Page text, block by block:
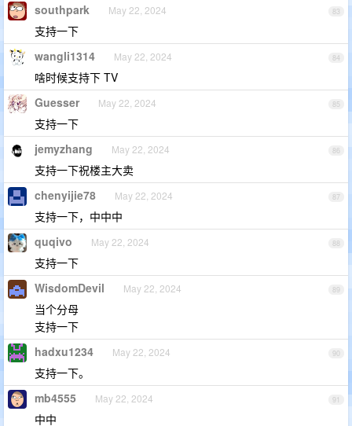
83
southpark May 22, 2024
支持一下
84
wangli1314 May 22, 2024
啥时候支持下 TV
85
Guesser May 22, 2024
支持一下
86
jemyzhang May 22, 2024
支持一下祝楼主大卖
87
chenyijie78 May 22, 2024
支持一下，中中中
88
quqivo May 22, 2024
支持一下
89
WisdomDevil May 22, 2024
当个分母
支持一下
90
hadxu1234 May 22, 2024
支持一下。
91
mb4555 May 22, 2024
中中